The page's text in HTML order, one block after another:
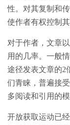
性。对其复制和
使作者有权控制
对于作者，文章
用的几率。一般
途径发表文章的2
们青睐，普遍接
多阅读和引用的模
开放获取运动已